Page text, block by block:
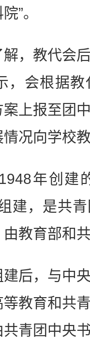
”。
教代会后
，会根据
上报至团
况向学校
年创建
建，是共
教育部和
，与中央
教育和共
青团中央